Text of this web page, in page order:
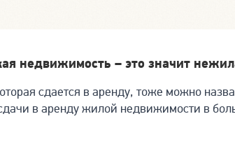
недвижимость – это значит
сдается в аренду, тоже можно
в аренду жилой недвижимости в